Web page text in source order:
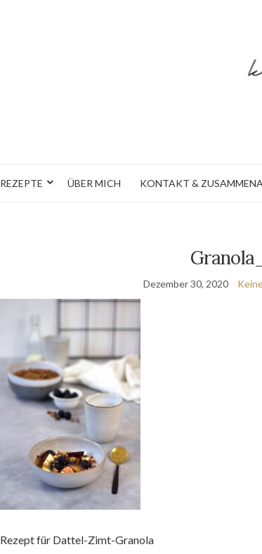
REZEPTE ÜBER MICH KONTAKT &
Dezember 30, 2020
Rezept für Dattel-Zimt-Granola